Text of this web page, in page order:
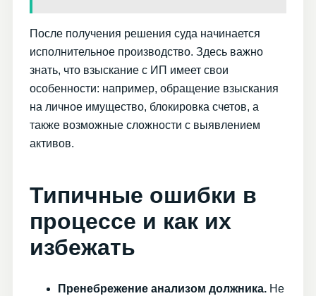
После получения решения суда начинается
исполнительное производство. Здесь важно
знать, что взыскание с ИП имеет свои
особенности: например, обращение взыскания
на личное имущество, блокировка счетов, а
также возможные сложности с выявлением
активов.
Типичные ошибки в
процессе и как их
избежать
Пренебрежение анализом должника. Не